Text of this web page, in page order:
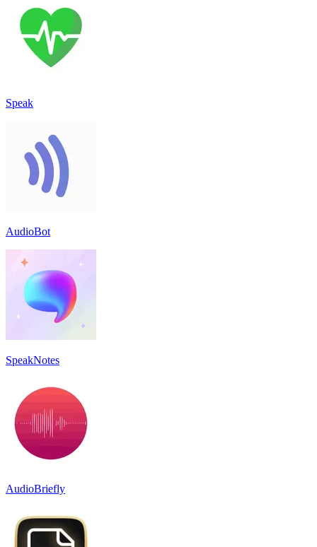
Speak
AudioBot
SpeakNotes
AudioBriefly